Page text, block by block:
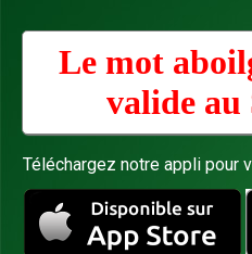
Le mot
valide au
Téléchargez notre appli pour